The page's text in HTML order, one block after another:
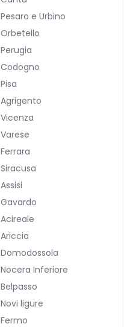
Pesaro e Urbino
Orbetello
Perugia
Codogno
Pisa
Agrigento
Vicenza
Varese
Ferrara
Siracusa
Assisi
Gavardo
Acireale
Ariccia
Domodossola
Nocera Inferiore
Belpasso
Novi ligure
Fermo